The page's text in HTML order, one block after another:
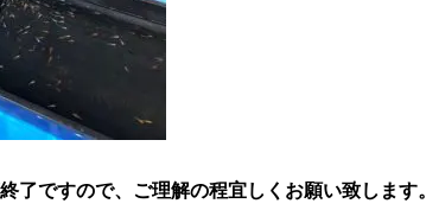
了ですので、ご理解の程宜しくお願い致します。